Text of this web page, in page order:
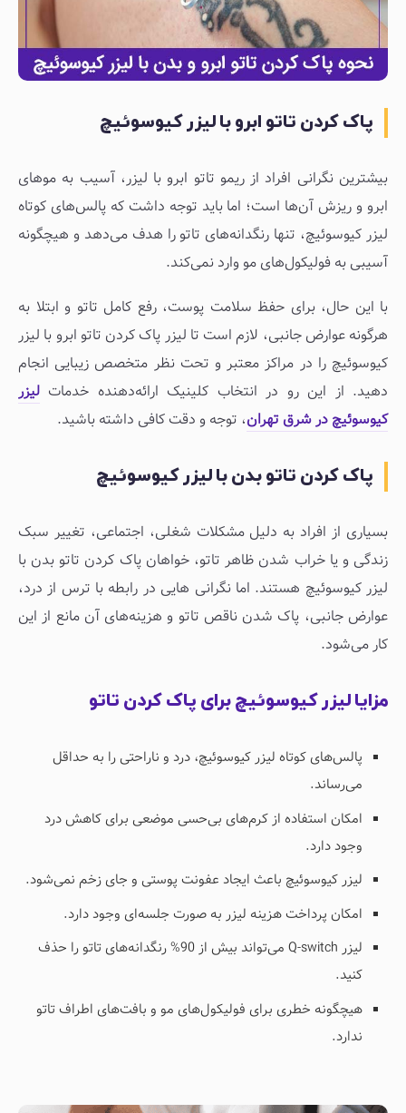
پاک كردن تاتو ابرو با لیزر کیوسوئیچ
بیشترین نگرانی افراد از ریمو تاتو ابرو با لیزر، آسیب به موهای
ابرو و ریزش آن‌ها است؛ اما باید توجه داشت که پالس‌های کوتاه
لیزر کیوسوئیچ، تنها رنگدانه‌های تاتو را هدف می‌دهد و هیچگونه
آسیبی به فولیکول‌های مو وارد نمی‌کند.
با این حال، برای حفظ سلامت پوست، رفع کامل تاتو و ابتلا به
هرگونه عوارض جانبی، لازم است تا لیزر پاک كردن تاتو ابرو با لیزر
کیوسوئیچ را در مراکز معتبر و تحت نظر متخصص زیبایی انجام
دهید. از این رو در انتخاب کلینیک ارائه‌دهنده خدمات لیزر
کیوسوئیچ در شرق تهران، توجه و دقت کافی داشته باشید.
پاک كردن تاتو بدن با لیزر کیوسوئیچ
بسیاری از افراد به دلیل مشکلات شغلی، اجتماعی، تغییر سبک
زندگی و یا خراب شدن ظاهر تاتو، خواهان پاک كردن تاتو بدن با
لیزر کیوسوئیچ هستند. اما نگرانی هایی در رابطه با ترس از درد،
عوارض جانبی، پاک شدن ناقص تاتو و هزینه‌های آن مانع از این
کار می‌شود.
مزایا لیزر کیوسوئیچ برای پاک کردن تاتو
پالس‌های کوتاه لیزر کیوسوئیچ، درد و ناراحتی را به حداقل
می‌رساند.
امکان استفاده از کرم‌های بی‌حسی موضعی برای کاهش درد
وجود دارد.
لیزر کیوسوئیچ باعث ایجاد عفونت پوستی و جای زخم نمی‌شود.
امکان پرداخت هزینه لیزر به صورت جلسه‌ای وجود دارد.
لیزر Q-switch می‌تواند بیش از 90% رنگدانه‌های تاتو را حذف
کنید.
هیچگونه خطری برای فولیکول‌های مو و بافت‌های اطراف تاتو
ندارد.